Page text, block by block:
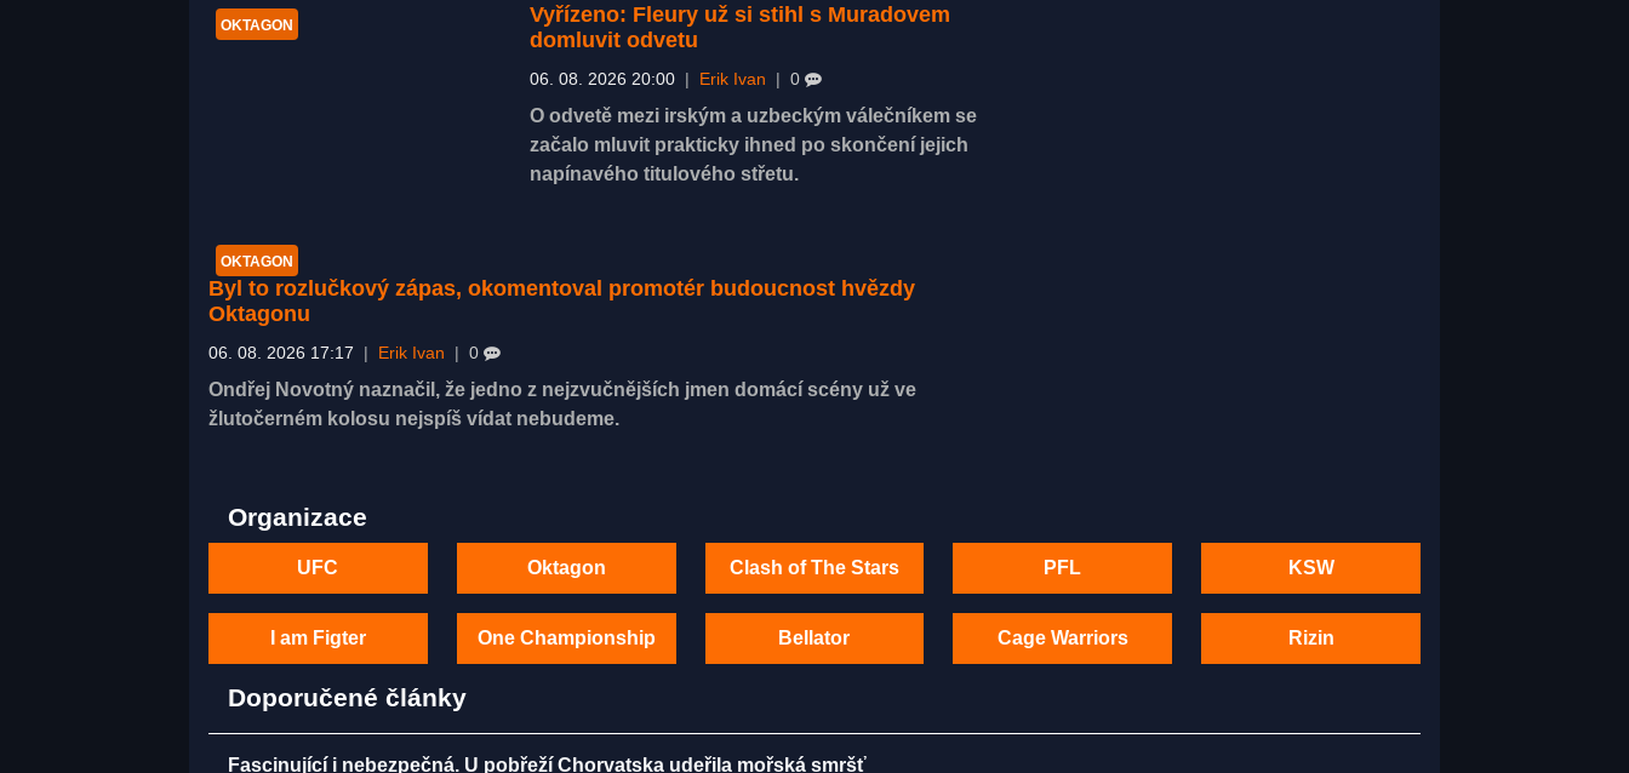
OKTAGON
Vyřízeno: Fleury už si stihl s Muradovem
domluvit odvetu
06. 08. 2026 20:00 Erik Ivan 0
O odvetě mezi irským a uzbeckým válečníkem se
začalo mluvit prakticky ihned po skončení jejich
napínavého titulového střetu.
OKTAGON
Byl to rozlučkový zápas, okomentoval promotér budoucnost hvězdy
Oktagonu
06. 08. 2026 17:17 Erik Ivan 0
Ondřej Novotný naznačil, že jedno z nejzvučnějších jmen domácí scény už ve
žlutočerném kolosu nejspíš vídat nebudeme.
Organizace
UFC Oktagon Clash of The Stars PFL KSW
I am Figter One Championship Bellator Cage Warriors Rizin
Doporučené články
Fascinující i nebezpečná. U pobřeží Chorvatska udeřila mořská smršť